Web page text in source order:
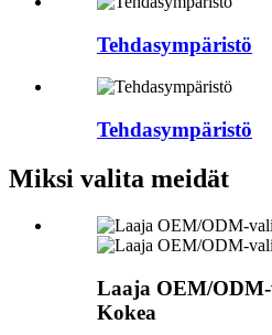
Tehdasympäristö
Tehdasympäristö
Miksi valita meidät
Laaja OEM/
Kokea